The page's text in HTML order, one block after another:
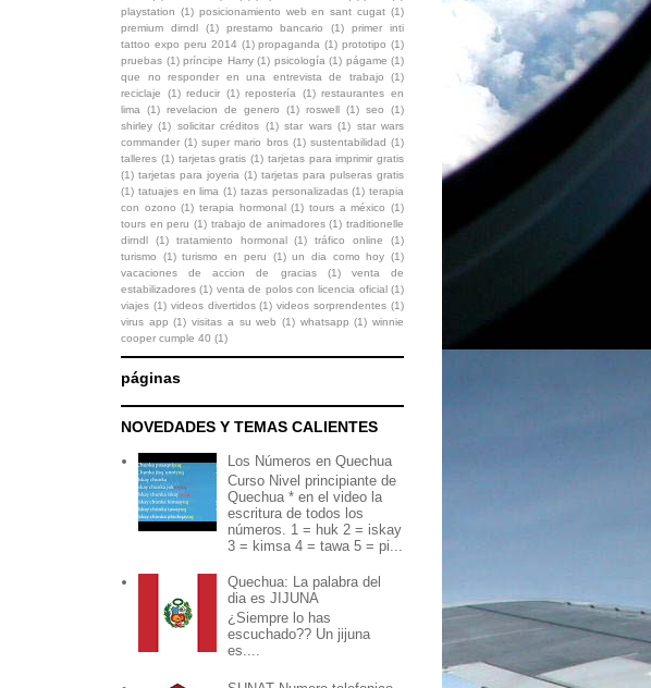
playstation (1) posicionamiento web en sant cugat (1)
premium dirndl
(1) prestamo bancario (1)
primer inti
tattoo expo peru 2014 (1) propaganda (1) prototipo (1)
pruebas (1) príncipe Harry (1) psicología (1) págame (1)
que no responder en una entrevista de trabajo
(1)
reciclaje
(1) reducir (1) repostería (1) restaurantes en
lima (1) revelacion de genero (1) roswell (1) seo
(1)
shirley (1) solicitar créditos (1) star wars (1) star wars
commander (1) super mario bros (1) sustentabilidad (1)
talleres (1) tarjetas gratis (1) tarjetas para imprimir gratis
(1) tarjetas para joyeria (1) tarjetas para pulseras gratis
(1) tatuajes en lima (1) tazas personalizadas (1) terapia
con ozono (1) terapia hormonal (1) tours a méxico (1)
tours en peru (1) trabajo de animadores (1) traditionelle
dirndl
(1) tratamiento hormonal (1) tráfico online
(1)
turismo
(1) turismo en peru (1) un dia como hoy (1)
vacaciones de accion de gracias
(1)
venta de
estabilizadores (1) venta de polos con licencia oficial (1)
viajes (1) videos divertidos (1) videos sorprendentes (1)
virus app (1) visitas a su web (1) whatsapp (1) winnie
cooper cumple 40 (1)
páginas
NOVEDADES Y TEMAS CALIENTES
Los Números en Quechua
Curso Nivel principiante de
Quechua * en el video la
escritura de todos los
números. 1 = huk 2 = iskay
3 = kimsa 4 = tawa 5 = pi...
Quechua: La palabra del
dia es JIJUNA
¿Siempre lo has
escuchado?? Un jijuna
es....